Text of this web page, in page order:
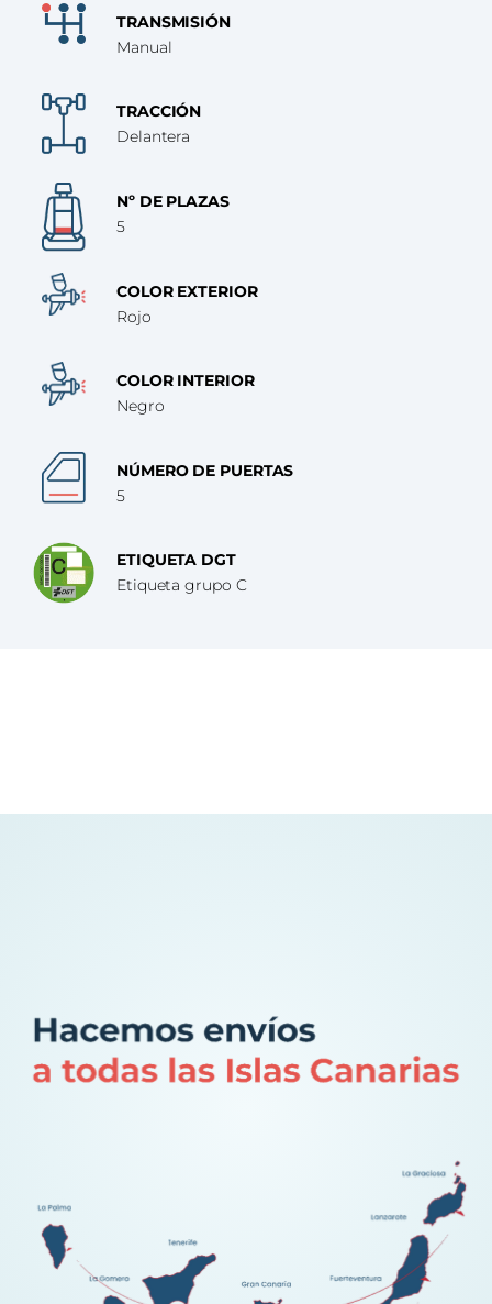
TRANSMISIÓN
Manual
TRACCIÓN
Delantera
Nº DE PLAZAS
5
COLOR EXTERIOR
Rojo
COLOR INTERIOR
Negro
NÚMERO DE PUERTAS
5
ETIQUETA DGT
Etiqueta grupo C